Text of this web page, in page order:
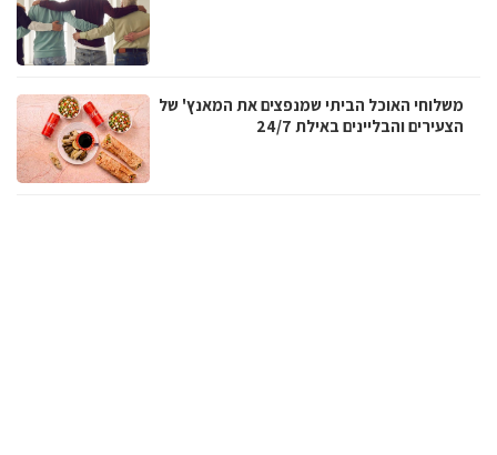
משלוחי האוכל הביתי שמנפצים את המאנץ' של
הצעירים והבליינים באילת 24/7